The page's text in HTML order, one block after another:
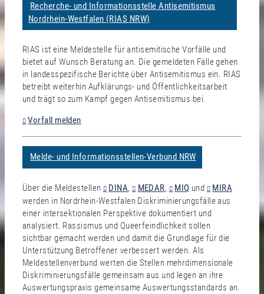
Recherche- und Informationsstelle Antisemitismus
Nordrhein-Westfalen (RIAS NRW)
RIAS ist eine Meldestelle für antisemitische Vorfälle und
bietet auf Wunsch Beratung an. Die gemeldeten Fälle gehen
in landesspezifische Berichte über Antisemitismus ein. RIAS
betreibt weiterhin Aufklärungs- und Öffentlichkeitsarbeit
und trägt so zum Kampf gegen Antisemitismus bei.
Vorfall melden
Melde- und Informationsstellen-Verbund NRW
Über die Meldestellen DINA, MEDAR, MIQ und
MIRA
werden in Nordrhein-Westfalen Diskriminierungsfälle aus
einer intersektionalen Perspektive dokumentiert und
analysiert. Rassismus und Queerfeindlichkeit sollen
sichtbar gemacht werden und damit die Grundlage für die
Unterstützung Betroffener verbessert werden. Als
Meldestellenverbund werten die Stellen mehrdimensionale
Diskriminierungsfälle gemeinsam aus und legen an ihre
Auswertungspraxis gemeinsame Auswertungsstandards an.